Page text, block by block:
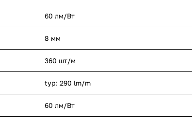
60 лм/Вт
8 мм
360 шт/м
typ: 290 lm/m
60 лм/Вт